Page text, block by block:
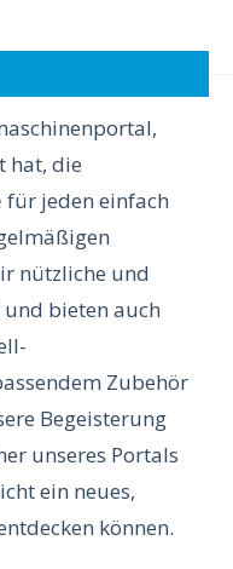
hat, die
für jeden einfach
nützliche und
bieten auch
Zubehör
Begeisterung
unseres Portals
ein neues,
können.